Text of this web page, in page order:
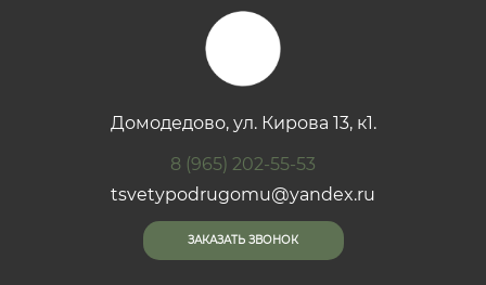
Домодедово, ул. Кирова 13, к1.
8 (965) 202-55-53
tsvetypodrugomu@yandex.ru
ЗАКАЗАТЬ ЗВОНОК